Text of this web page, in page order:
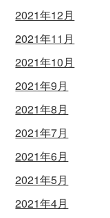
2021年12月
2021年11月
2021年10月
2021年9月
2021年8月
2021年7月
2021年6月
2021年5月
2021年4月